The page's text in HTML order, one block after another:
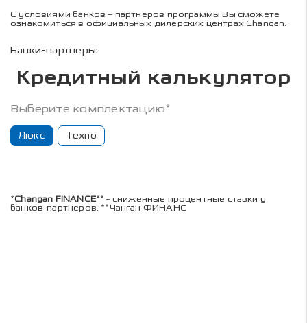
С условиями банков – партнеров программы Вы сможете
ознакомиться в официальных дилерских центрах Changan.
Банки-партнеры:
Кредитный калькулятор
Выберите комплектацию*
Люкс Техно
*Changan FINANCE** - сниженные процентные ставки у
банков-партнеров. **Чанган ФИНАНС